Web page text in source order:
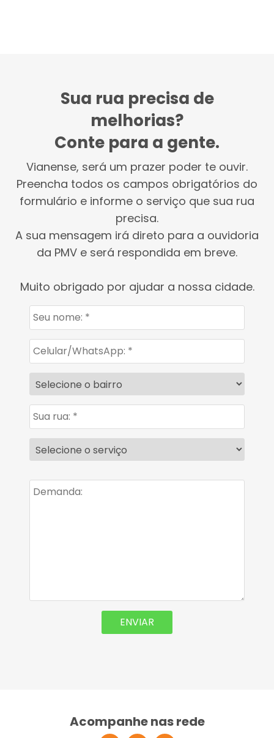
Sua rua precisa de
melhorias?
Conte para a gente.
Vianense, será um prazer poder te ouvir.
Preencha todos os campos obrigatórios do
formulário e informe o serviço que sua rua
precisa.
A sua mensagem irá direto para a ouvidoria
da PMV e será respondida em breve.
Muito obrigado por ajudar a nossa cidade.
Acompanhe nas rede